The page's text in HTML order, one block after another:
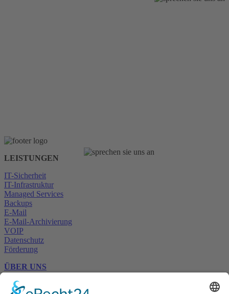
LEISTUNGEN
IT-Sicherheit
IT-Infrastruktur
Managed Services
Backups
E-Mail
E-Mail-Archivierung
VOIP
Datenschutz
Förderung
ÜBER UNS
KARRIERE